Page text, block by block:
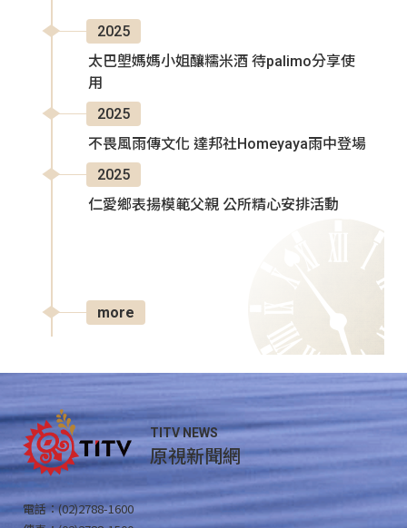
2025
太巴塱媽媽小姐釀糯米酒 待palimo分享使
用
2025
不畏風雨傳文化 達邦社Homeyaya雨中登場
2025
仁愛鄉表揚模範父親 公所精心安排活動
more
TITV NEWS
原視新聞網
電話：(02)2788-1600